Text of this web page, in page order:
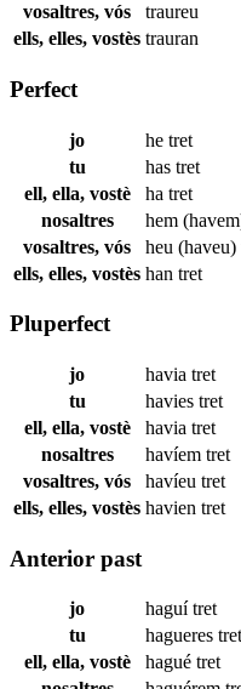
vosaltres, vós
traureu
ells, elles, vostès trauran
Perfect
jo he tret
tu
has tret
ell, ella, vostè
ha tret
nosaltres
hem
vosaltres, vós
heu (haveu)
ells, elles, vostès han tret
Pluperfect
jo havia tret
tu
havies tret
ell, ella, vostè
havia tret
nosaltres
havíem tret
vosaltres, vós
havíeu tret
ells, elles, vostès havien tret
Anterior past
jo haguítret
tu
hagueres tret
ell, ella, vostè
hagué tret